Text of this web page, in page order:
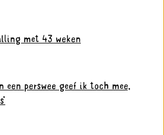
met 43 weken
een perswee geef ik toch mee,